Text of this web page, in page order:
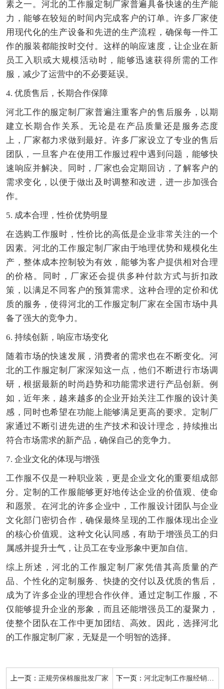
素之一。河北的工作服定制厂家普遍具备快速的生产能
力，能够在较短的时间内完成客户的订单。许多厂家使
用现代化的生产设备和先进的生产流程，确保每一件工
作的服装都能按时交付。这样的响应速度，让企业在新
员工入职或大规模活动时，能够迅速获得所需的工作
服，减少了运营中的不必要延误。
4. 优质售后，长期合作保障
河北工作的服定制厂家普遍注重客户的售后服务，以期
建立长期合作关系。无论是在产品质量还是服务态度
上，厂家都力求做到最好。许多厂家设立了专业的售后
团队，一旦客户在使用工作服过程中遇到问题，能够快
速响应并解决。同时，厂家也会定期回访，了解客户的
需求变化，以便于做出及时调整和改进，进一步加强合
作。
5. 成本合理，性价优势明显
在选购工作服时，性价比的高低是企业非常关注的一个
因素。河北的工作服定制厂家由于地理优势和规模化生
产，整体成本控制较为有效，能够为客户提供相对合理
的价格。同时，厂家还会提供多种付款方式与折扣政
策，以满足不同客户的预算需求。这种合理的定价和优
质的服务，使得河北的工作服定制厂家在全国市场中具
备了强大的竞争力。
6. 持续创新，响应市场变化
随着市场的快速发展，消费者的需求也在不断变化。河
北的工作服定制厂家深知这一点，他们不断进行市场调
研，根据最新的时尚趋势和功能需求进行产品创新。例
如，近年来，越来越多的企业开始关注工作服的设计美
感，同时也希望在功能上能够满足更高的要求。定制厂
家通过不断引进先进的生产技术和设计理念，持续推出
符合市场需求的新产品，确保自己的竞争力。
7. 企业文化的体现与增强
工作服不仅是一种职业装，更是企业文化的重要组成部
分。定制的工作服能够更好地传达企业的价值观、使命
和愿景。在河北的许多企业中，工作服设计团队与企业
文化部门密切合作，确保最终呈现的工作服体现出企业
的核心价值观。这种文化认同感，有助于增强员工的归
属感并提升士气，让员工在专业形象中更加自信。
综上所述，河北的工作服定制厂家凭借其高质量的产
品、个性化的定制服务、快捷的交付以及优质的售后，
成为了许多企业的理想合作伙伴。通过定制工作服，不
仅能够提升企业的形象，而且还能增强员工的凝聚力，
使整个团队在工作中更加团结、高效。因此，选择河北
的工作服定制厂家，无疑是一个明智的选择。
上一页：正规劳保棉服批发厂家 下一页：河北定制工作服经销批发